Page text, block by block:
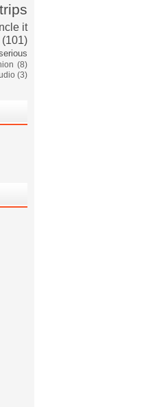
trips
it
(101)
(8)
(3)